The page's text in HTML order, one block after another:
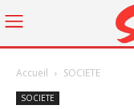
Accueil SOCIETE
SOCIETE